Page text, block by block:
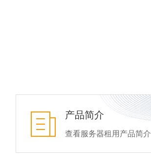
产品简介
查看服务器租用产品简介